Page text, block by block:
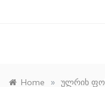
Home » ულრიხ